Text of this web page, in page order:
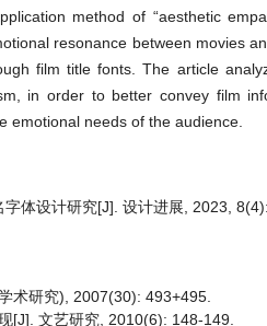
method of “aesthetic
resonance between movies
film title fonts. The article
in order to better convey film
emotional needs of the audience.
字体设计研究[J]. 设计进展, 2023,
术研究), 2007(30): 493+495.
[J]. 文艺研究, 2010(6): 148-149.